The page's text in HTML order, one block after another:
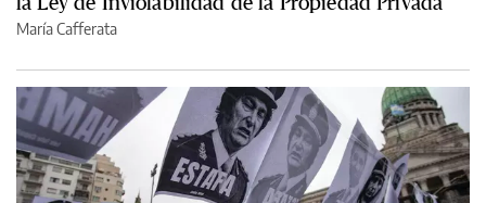
María Cafferata